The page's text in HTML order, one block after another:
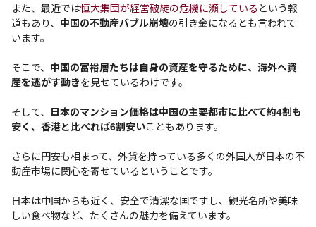
また、最近では恒大集団が経営破綻の危機に瀕している という報
道もあり、 中国の不動産バブル崩壊の引き金になるとも言われて
います。
そこで、 中国の富裕層たちは自身の資産を守るために、海外へ資
産を逃がす動きを見せているわけです。
そして、 日本のマンション価格は中国の主要都市に比べて約4割も
安く、香港と比べれば6割安いこともあります。
さらに円安も相まって、外貨を持っている多くの外国人が日本の不
動産市場に関心を寄せているということです。
日本は中国からも近く、安全で清潔な国ですし、観光名所や美味
しい食べ物など、たくさんの魅力を備えています。